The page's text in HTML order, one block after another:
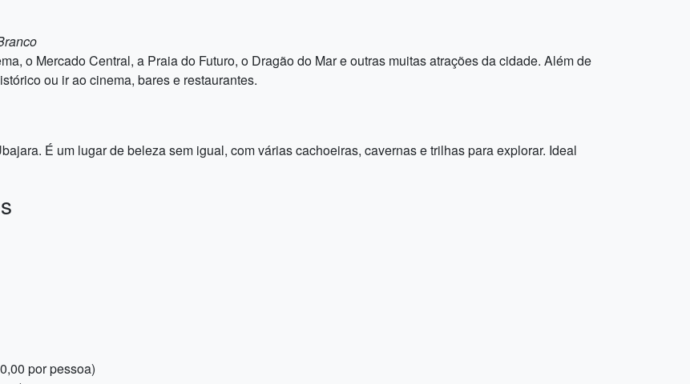
o Mercado Central, a Praia do Futuro, o Dragão do Mar e outras muitas atrações da cidade. Além de
ou ir ao cinema, bares e restaurantes.
É um lugar de beleza sem igual, com várias cachoeiras, cavernas e trilhas para explorar. Ideal
por pessoa)